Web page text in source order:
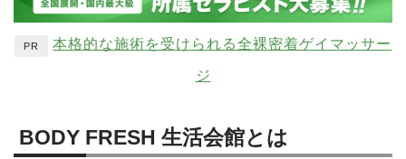
PR 本格的な施術を受けられる全裸密着ゲイマッサー
ジ
BODY FRESH 生活会館とは